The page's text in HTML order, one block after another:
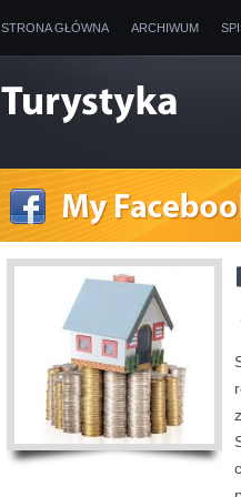
STRONA GŁÓWNA ARCHIWUM